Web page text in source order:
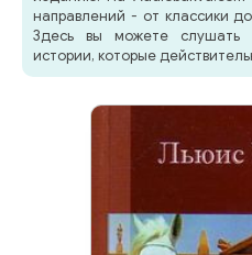
направлений - от классики
Здесь вы можете слушать
истории, которые